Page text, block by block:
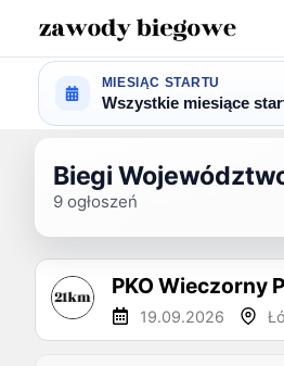
MIESIĄC STARTU
Wszystkie miesiące
Biegi
9 ogłoszeń
PKO Wieczorny
19.09.2026